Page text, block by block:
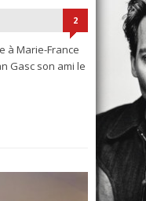
2
à Marie-France
Gasc son ami le